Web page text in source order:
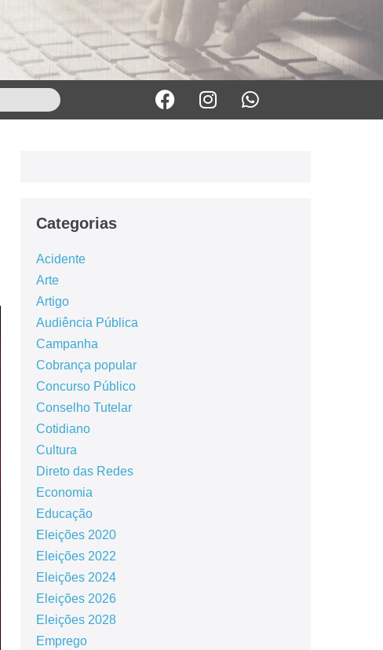
Categorias
Acidente
Arte
Artigo
Audiência Pública
Campanha
Cobrança popular
Concurso Público
Conselho Tutelar
Cotidiano
Cultura
Direto das Redes
Economia
Educação
Eleições 2020
Eleições 2022
Eleições 2024
Eleições 2026
Eleições 2028
Emprego